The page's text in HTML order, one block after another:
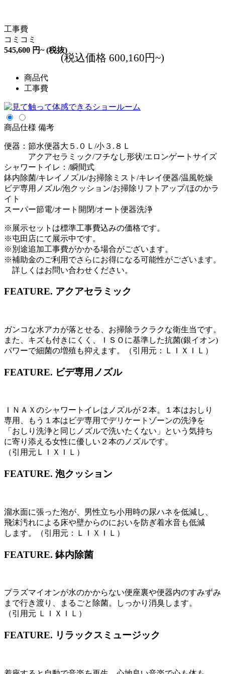
工事費
コミコミ
545,600 円~(税抜)
(税込価格 600,160円~)
商品代
工事費
商品仕様 備考
便器：節水便器大５.０Ｌ/小３.８Ｌ
アクアセラミック/フチなし形状/エロンゲートサイズ
シャワートイレ：/瞬間式
鉢内除菌/キレイノズル/お掃除ミスト/キレイ便器/温風乾燥
ビデ専用ノズル/泡クッション/お掃除リフトアップ/ほのかラ
イト
スーパー節電/オート開閉/オート便器洗浄
※展示セットは標準工事費込みの価格です。
※屯田店にて展示中です。
※別途追加工事費がかかる場合がございます。
※補助金のご利用でさらにお得になる可能性がございます。
詳しくはお問い合わせください。
FEATURE. アクアセラミック
ガンコな水アカが落とせる、お掃除ラクラクな衛生当です。
また、キズも付きにくく、ＩＳＯに基準した抗菌(銀イオン)
パワーで細菌の増殖も抑えます。（引用元：ＬＩＸＩＬ）
FEATURE. ビデ専用ノズル
ＩＮＡＸのシャワートイレはノズルが２本。１本はおしり
専用、もう１本はビデ専用でデリケートゾーンの洗浄を
「おしり洗浄と同じノズルで洗いたくない」という気持ち
に寄り添える女性に優しい２本のノズルです。
（引用元ＬＩＸＩＬ）
FEATURE. 泡クッション
溜水面に張った泡が、男性立ち小用時の尿ハネを低減し、
飛沫汚れによる床や壁からのにおいを防ぎ着水音も低減
します。（引用元：ＬＩＸＩＬ）
FEATURE. 鉢内除菌
プラズマイオンが水のかからない便座裏や便器内のすみずみ
まで行き渡り、まるごと除菌。しっかり消臭します。
（引用元 ＬＩＸＩＬ）
FEATURE. リラックスミュージック